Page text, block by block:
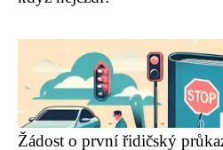
Žádost o první řidičský